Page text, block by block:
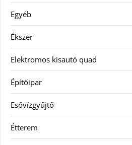
Egyéb
Ékszer
Elektromos kisautó quad
Építőipar
Esővízgyűjtő
Étterem